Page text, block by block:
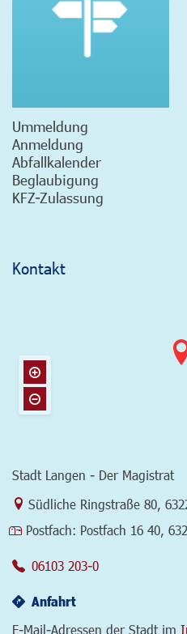
Ummeldung
Anmeldung
Abfallkalender
Beglaubigung
KFZ-Zulassung
Kontakt
Stadt Langen - Der Magistrat
Link zur Google-Maps
Südliche Ringstraße 80,
Postfach: Postfach 16 40,
06103 203-0
Anfahrt
E-Mail-Adressen der Stadt im